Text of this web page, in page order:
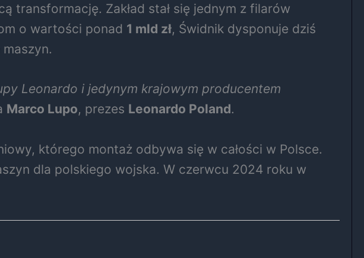
transformację. Zakład stał się jednym z filarów
o wartości ponad 1 mld zł, Świdnik dysponuje dziś
Leonardo i jedynym krajowym producentem
Marco Lupo, prezes Leonardo Poland.
którego montaż odbywa się w całości w Polsce.
dla polskiego wojska. W czerwcu 2024 roku w